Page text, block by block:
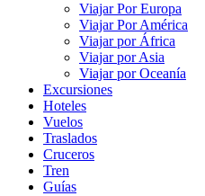
Viajar Por Europa
Viajar Por América
Viajar por África
Viajar por Asia
Viajar por Oceanía
Excursiones
Hoteles
Vuelos
Traslados
Cruceros
Tren
Guías